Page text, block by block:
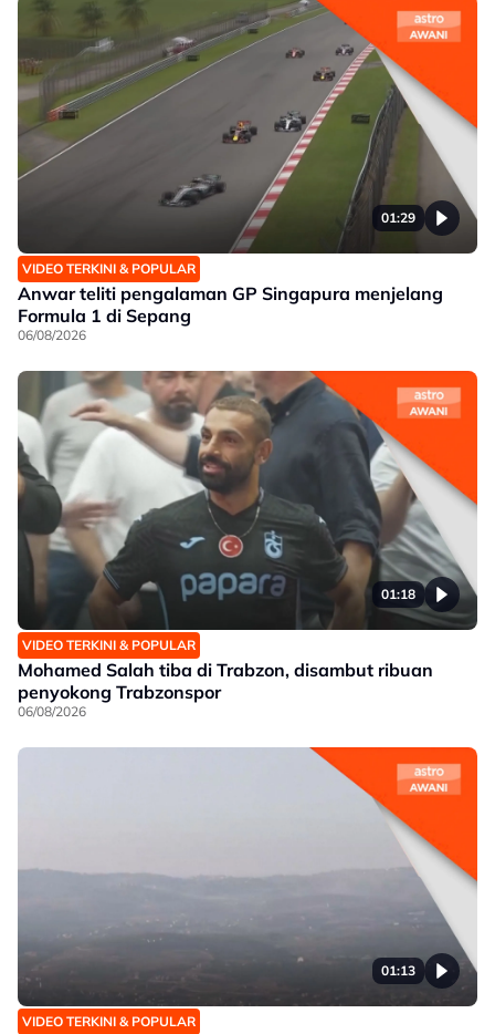
01:29
VIDEO TERKINI & POPULAR
Anwar teliti pengalaman GP Singapura menjelang
Formula 1 di Sepang
06/08/2026
01:18
VIDEO TERKINI & POPULAR
Mohamed Salah tiba di Trabzon, disambut ribuan
penyokong Trabzonspor
06/08/2026
01:13
VIDEO TERKINI & POPULAR